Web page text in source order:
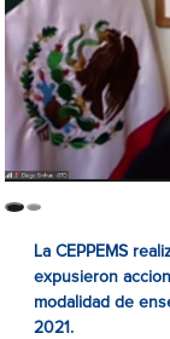
La CEPPEMS
expusieron
modalidad de
2021.